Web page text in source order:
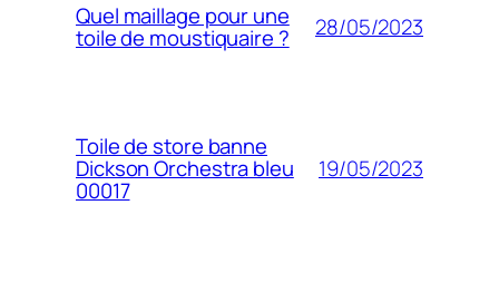
Quel maillage pour une
toile de moustiquaire ? 28/05/2023
Toile de store banne
Dickson Orchestra bleu
00017
19/05/2023